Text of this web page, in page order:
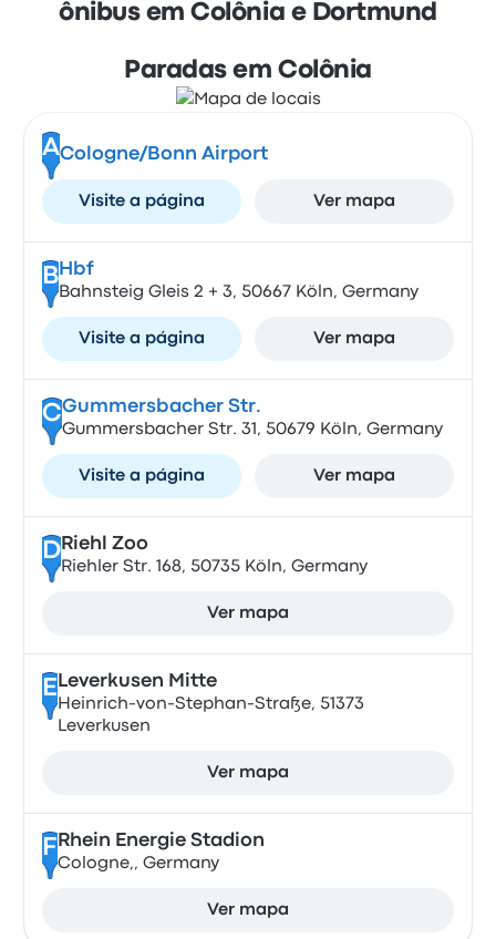
ônibus em Colônia e Dortmund
Paradas em Colônia
ACologne/Bonn Airport
Visite a página Ver mapa
B Hbf
Bahnsteig Gleis 2 + 3, 50667 Köln, Germany
Visite a página Ver mapa
CGummersbacher Str.
Gummersbacher Str. 31, 50679 Köln, Germany
Visite a página Ver mapa
DRiehl Zoo
Riehler Str. 168, 50735 Köln, Germany
Ver mapa
E Leverkusen Mitte
Heinrich-von-Stephan-Straße, 51373
Leverkusen
Ver mapa
F Rhein Energie Stadion
Cologne,, Germany
Ver mapa